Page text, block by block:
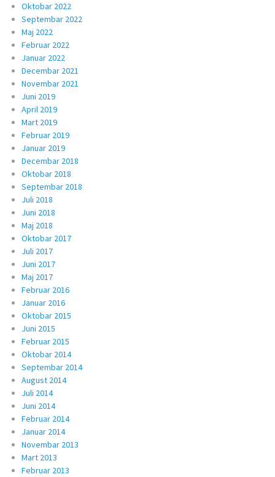
Oktobar 2022
Septembar 2022
Maj 2022
Februar 2022
Januar 2022
Decembar 2021
Novembar 2021
Juni 2019
April 2019
Mart 2019
Februar 2019
Januar 2019
Decembar 2018
Oktobar 2018
Septembar 2018
Juli 2018
Juni 2018
Maj 2018
Oktobar 2017
Juli 2017
Juni 2017
Maj 2017
Februar 2016
Januar 2016
Oktobar 2015
Juni 2015
Februar 2015
Oktobar 2014
Septembar 2014
August 2014
Juli 2014
Juni 2014
Februar 2014
Januar 2014
Novembar 2013
Mart 2013
Februar 2013